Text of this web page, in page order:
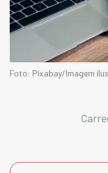
Foto: Pixabay/Imagem